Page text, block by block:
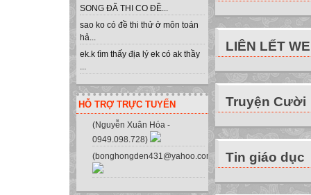
SONG ĐÃ THI CO ĐỀ...
sao ko có đề thi thử ở môn toán
hả...
ek.k tìm thấy địa lý ek có ak thầy
...
HỖ TRỢ TRỰC TUYẾN
(Nguyễn Xuân Hóa -
0949.098.728)
(bonghongden431@yahoo.com.vn)
2:Trung bình.
4: Tự do.
Bảng chọn: File
- Mario là phần
- Màn hình làm
khác nhau
Bài chỉ luyện
Bài luyện thêm
Bài luyện thêm
LIÊN LẾT
Truyện Cười
Tin giáo dục